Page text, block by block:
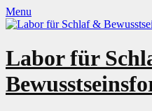
Menu
Labor für